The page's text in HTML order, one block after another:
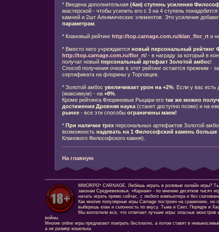
* Введена дополнительная (4ая) ступень усиления
мастерской - чтобы усилить его с 3 на 4 ступень
камней и 2шт Алхимических элементов. Это усиление
параметрам.
* Клановый рейтинг http://top.carnage.com.ru/klan_flor_rtи
* Вместо него учреждается новый персональный рейтинг
http://top.carnage.com.ru/flor_rt/- в награду за который в
получат новый персональный артефакт Золотой амбос!
Способ получения очков в этот рейтинг остается прежним -
сертификата на флорины у Торговцев.
* Золотой амбос увеличивает урон на +2%. Если у вас есть
(максимум) - на +8%.
Кроме рейтинга Флориновые Рыцари его так же можно
достижения Древняя наука (станет доступно позже) и на
рынке- все эти способы ограничены маем!
* При наличии трехперсональных артефактов Золотой
возможность надевать на 1 Философский камень больше
Кланового Философского камня).
На главную
MMORPG* CARNAGE. Любишь играть в ролевые онлайн игры?
законам Средневековья. «Карнаж» - по мнению десятков тысяч
начать играть прямо сейчас, с любого компьютера и без
Как многие популярные игры Carnage построен на сражениях, но
выберешь клан и склонность по вкусу. Тьма и Свет, Порядок и
Мы воплотили все, что отличает лучшие игры: опасных монстров
войны.
Многие online игры предлагают поиграть бесплатно, а потом ставят в
а не размер кошелька.